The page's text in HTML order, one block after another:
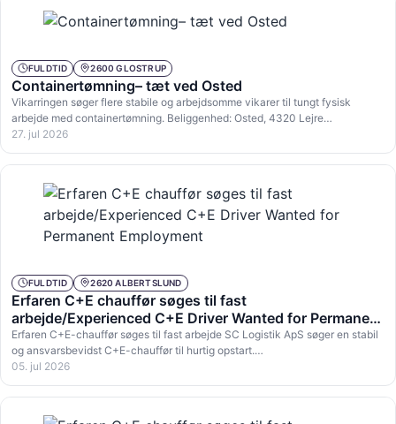
FULDTID 2600 GLOSTRUP
Containertømning– tæt ved Osted
Vikarringen søger flere stabile og arbejdsomme vikarer til tungt fysisk
arbejde med containertømning. Beliggenhed: Osted, 4320 Lejre
Virksomheden…
27. jul 2026
FULDTID 2620 ALBERTSLUND
Erfaren C+E chauffør søges til fast
arbejde/Experienced C+E Driver Wanted for Permanent
Employment
Erfaren C+E-chauffør søges til fast arbejde SC Logistik ApS søger en stabil
og ansvarsbevidst C+E-chauffør til hurtig opstart.…
05. jul 2026